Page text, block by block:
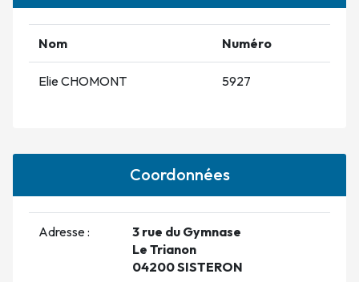
Nom Numéro
Elie CHOMONT 5927
Coordonnées
Adresse :
3 rue du Gymnase
Le Trianon
04200 SISTERON